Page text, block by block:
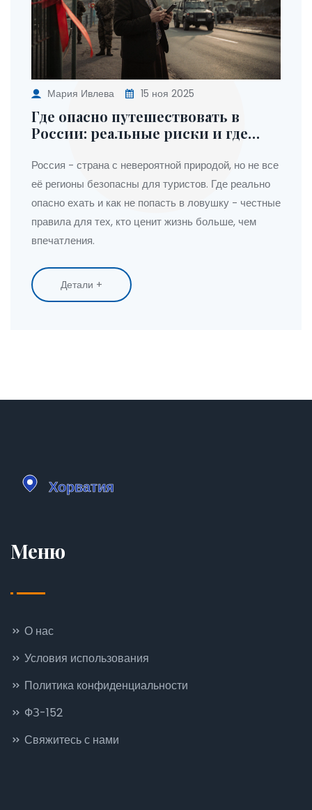
Мария Ивлева 15 ноя 2025
Где опасно путешествовать в
России: реальные риски и где
Россия - страна с невероятной природой, но не все
её регионы безопасны для туристов. Где реально
опасно ехать и как не попасть в ловушку - честные
правила для тех, кто ценит жизнь больше, чем
впечатления.
Детали +
Меню
О нас
Условия использования
Политика конфиденциальности
ФЗ-152
Свяжитесь с нами